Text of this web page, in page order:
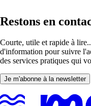
Restons en
Courte, utile et rapide à
d'information pour suivre
des services pratiques qui
Je m'abonne à la newsletter